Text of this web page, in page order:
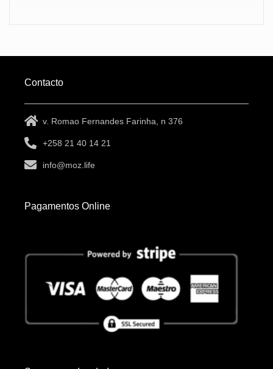
Contacto
v. Romao Fernandes Farinha, n 376
+258 21 40 14 21
info@moz.life
Pagamentos Online